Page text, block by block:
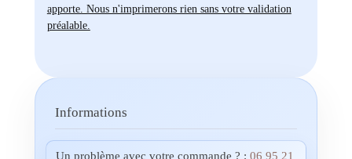
apporte. Nous n'imprimerons rien sans votre validation
préalable.
Informations
Un problème avec votre commande ? : 06 95 21